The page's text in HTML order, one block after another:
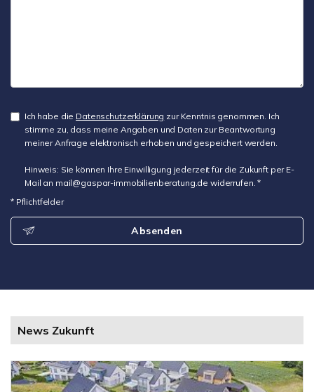
Ich habe die Datenschutzerklärung zur Kenntnis genommen. Ich
stimme zu, dass meine Angaben und Daten zur Beantwortung
meiner Anfrage elektronisch erhoben und gespeichert werden.
Hinweis: Sie können Ihre Einwilligung jederzeit für die Zukunft per E-
Mail an mail@gaspar-immobilienberatung.de widerrufen. *
* Pflichtfelder
Absenden
News Zukunft